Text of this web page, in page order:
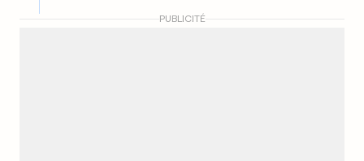
PUBLICITÉ